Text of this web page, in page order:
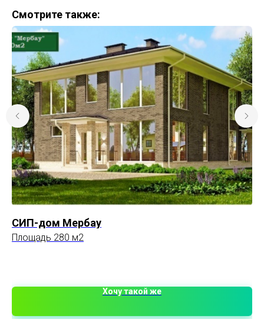
Смотрите также:
СИП-дом Мербау
Площадь 280 м2
Хочу такой же